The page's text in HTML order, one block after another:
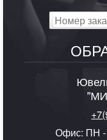
Офис: ПН -